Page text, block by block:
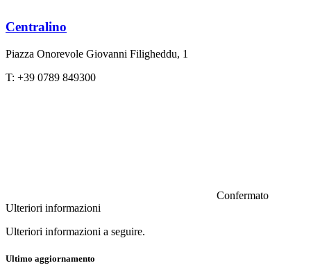
Centralino
Piazza Onorevole Giovanni Filigheddu, 1
T: +39 0789 849300
Confermato
Ulteriori informazioni
Ulteriori informazioni a seguire.
Ultimo aggiornamento